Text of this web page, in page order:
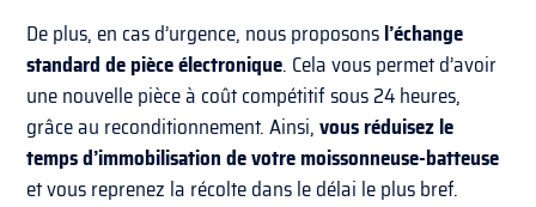
De plus, en cas d’urgence, nous proposonsl’échange
standard de pièce électronique. Cela vous permet d’avoir
une nouvelle pièce à coût compétitif sous 24 heures,
grâce au reconditionnement. Ainsi,vous réduisez le
temps d’immobilisation de votre moissonneuse-batteuse
et vous reprenez la récolte dans le délai le plus bref.